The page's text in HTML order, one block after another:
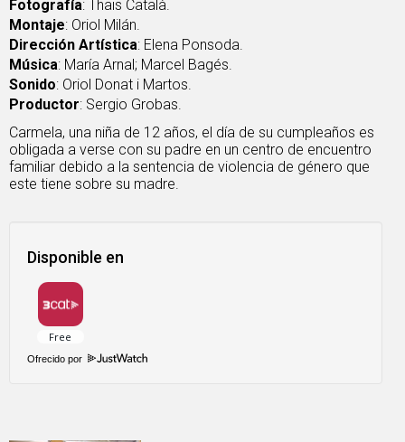
Fotografía: Thais Català.
Montaje: Oriol Milán.
Dirección Artística: Elena Ponsoda.
Música: María Arnal; Marcel Bagés.
Sonido: Oriol Donat i Martos.
Productor: Sergio Grobas.
Carmela, una niña de 12 años, el día de su cumpleaños es
obligada a verse con su padre en un centro de encuentro
familiar debido a la sentencia de violencia de género que
este tiene sobre su madre.
Disponible en
Ofrecido por